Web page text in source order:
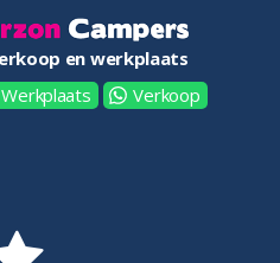
en werkplaats
Werkplaats Verkoop